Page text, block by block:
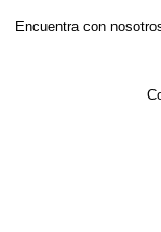
Encuentra con